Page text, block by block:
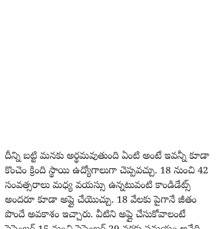
దీన్ని బట్టి మనకు అర్థమవుతుంది ఏంటి అంటే ఇవన్నీ కూడా
కొంచెం క్రింది స్థాయి ఉద్యోగాలుగా చెప్పవచ్చు. 18 నుంచి 42
సంవత్సరాలు మధ్య వయస్సు ఉన్నటువంటి కాండిడేట్స్
అందరూ కూడా అప్లై చేయొచ్చు. 18 వేలకు పైగానే జీతం
పొందే అవకాశం ఇచ్చారు. వీటిని అప్లై చేసుకోవాలంటే